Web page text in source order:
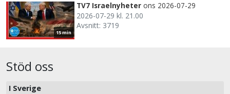
15 min
TV7 Israelnyheter ons 2026-07-29
2026-07-29 kl. 21.00
Avsnitt: 3719
Stöd oss
I Sverige